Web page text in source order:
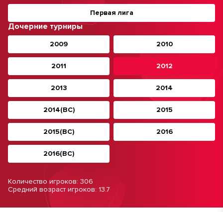
Первая лига
Дочерние турниры
2009 2010
2011 2012
2013 2014
2014(ВС) 2015
2015(ВС) 2016
2016(ВС)
Количество игроков: 306
Средний возраст игроков: 13.7